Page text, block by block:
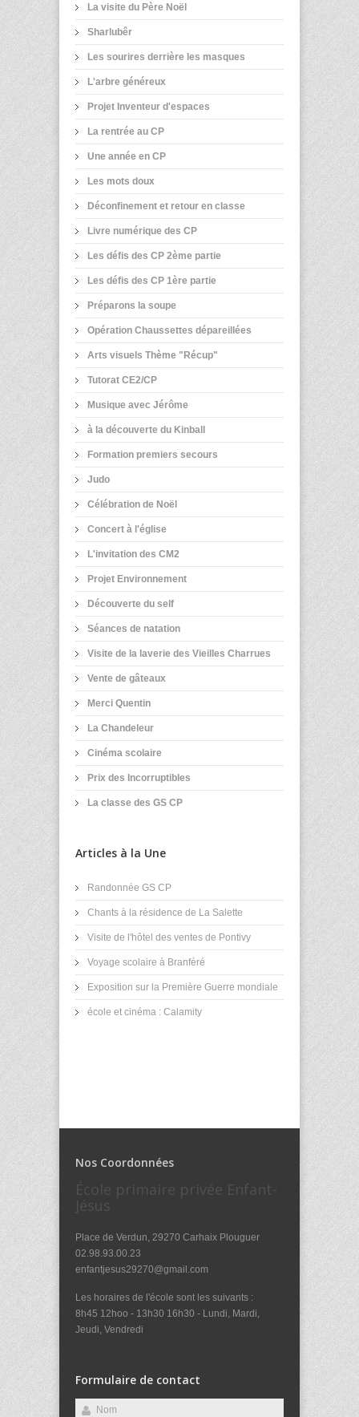
La visite du Père Noël
Sharlubêr
Les sourires derrière les masques
L'arbre généreux
Projet Inventeur d'espaces
La rentrée au CP
Une année en CP
Les mots doux
Déconfinement et retour en classe
Livre numérique des CP
Les défis des CP 2ème partie
Les défis des CP 1ère partie
Préparons la soupe
Opération Chaussettes dépareillées
Arts visuels Thème "Récup"
Tutorat CE2/CP
Musique avec Jérôme
à la découverte du Kinball
Formation premiers secours
Judo
Célébration de Noël
Concert à l'église
L'invitation des CM2
Projet Environnement
Découverte du self
Séances de natation
Visite de la laverie des Vieilles Charrues
Vente de gâteaux
Merci Quentin
La Chandeleur
Cinéma scolaire
Prix des Incorruptibles
La classe des GS CP
Articles à la Une
Randonnée GS CP
Chants à la résidence de La Salette
Visite de l'hôtel des ventes de Pontivy
Voyage scolaire à Branféré
Exposition sur la Première Guerre mondiale
école et cinéma : Calamity
Nos Coordonnées
École primaire privée Enfant-
Jésus
Place de Verdun, 29270 Carhaix Plouguer
02.98.93.00.23
enfantjesus29270@gmail.com
Les horaires de l'école sont les suivants :
8h45 12hoo - 13h30 16h30 - Lundi, Mardi,
Jeudi, Vendredi
Formulaire de contact